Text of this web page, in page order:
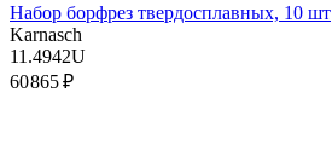
Набор борфрез твердосплавных, 10 шт
Karnasch
11.4942U
60 865 ₽